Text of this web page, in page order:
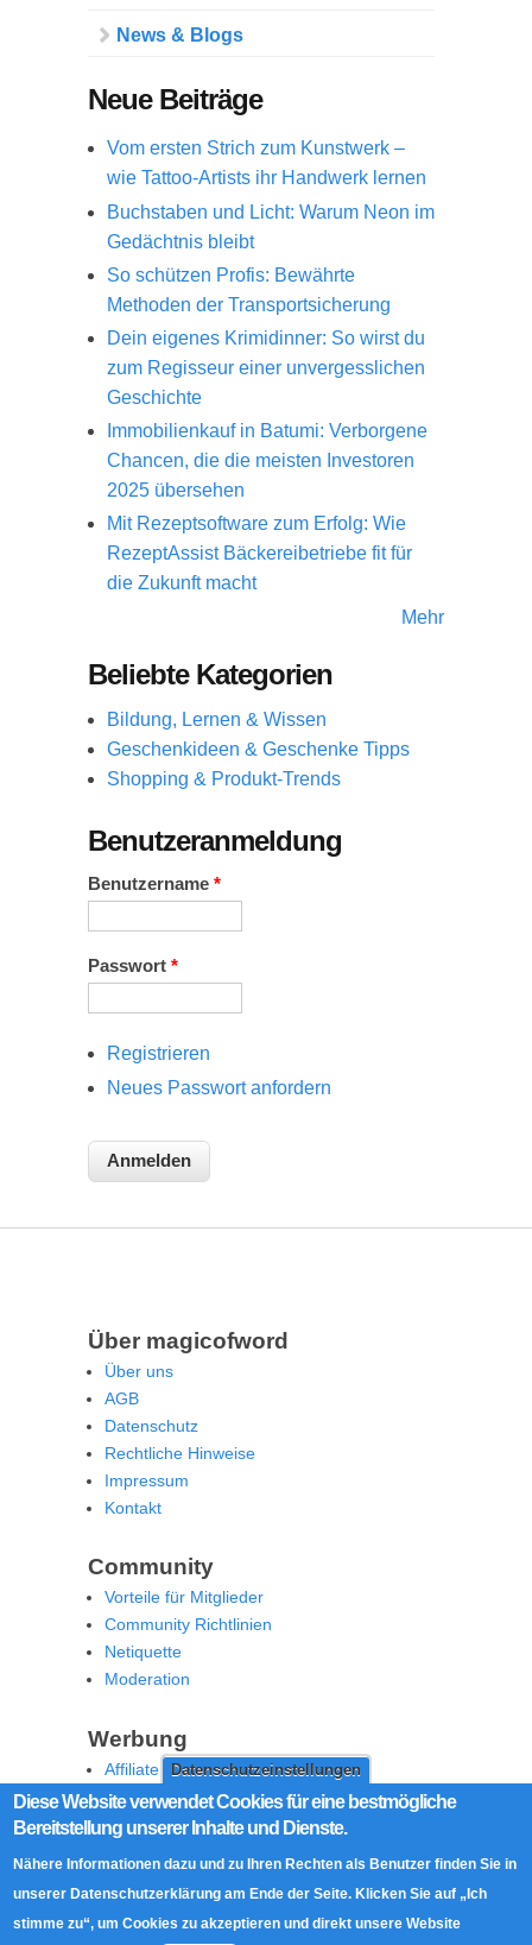
Datenschutzeinstellungen
Diese Website verwendet Cookies für eine bestmögliche
Bereitstellung unserer Inhalte und Dienste.
Nähere Informationen dazu und zu Ihren Rechten als Benutzer finden Sie in
unserer Datenschutzerklärung am Ende der Seite. Klicken Sie auf „Ich
stimme zu“, um Cookies zu akzeptieren und direkt unsere Website
News & Blogs
Neue Beiträge
Vom ersten Strich zum Kunstwerk –
wie Tattoo-Artists ihr Handwerk lernen
Buchstaben und Licht: Warum Neon im
Gedächtnis bleibt
So schützen Profis: Bewährte
Methoden der Transportsicherung
Dein eigenes Krimidinner: So wirst du
zum Regisseur einer unvergesslichen
Geschichte
Immobilienkauf in Batumi: Verborgene
Chancen, die die meisten Investoren
2025 übersehen
Mit Rezeptsoftware zum Erfolg: Wie
RezeptAssist Bäckereibetriebe fit für
die Zukunft macht
Mehr
Beliebte Kategorien
Bildung, Lernen & Wissen
Geschenkideen & Geschenke Tipps
Shopping & Produkt-Trends
Benutzeranmeldung
Benutzername *
Passwort *
Registrieren
Neues Passwort anfordern
Über magicofword
Über uns
AGB
Datenschutz
Rechtliche Hinweise
Impressum
Kontakt
Community
Vorteile für Mitglieder
Community Richtlinien
Netiquette
Moderation
Werbung
Affiliate Offenlegung
Werben Sie auf MoW
Social Media
RSS Feed
Facebook